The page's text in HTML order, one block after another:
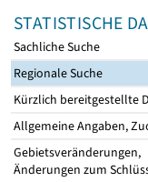
STATISTISCHE
Sachliche Suche
Regionale Suche
Kürzlich bereitgestellte
Allgemeine Angaben,
Gebietsveränderungen,
Änderungen zum